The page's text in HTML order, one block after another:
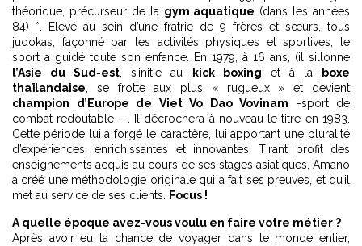
théorique, précurseur de la gym aquatique (dans les années
84) *. Elevé au sein d’une fratrie de 9 frères et sœurs, tous
judokas, façonné par les activités physiques et sportives, le
sport a guidé toute son enfance. En 1979, à 16 ans, (il sillonne
l’Asie du Sud-est , s’initie au kick boxing et à la
boxe
thaïlandaise , se frotte aux plus « rugueux » et devient
champion d’Europe de Viet Vo Dao Vovinam -sport de
combat redoutable - . Il décrochera à nouveau le titre en 1983.
Cette période lui a forgé le caractère, lui apportant une pluralité
d’expériences, enrichissantes et innovantes. Tirant profit des
enseignements acquis au cours de ses stages asiatiques, Amano
a créé une méthodologie originale qui a fait ses preuves, et qu’il
met au service de ses clients.
Focus !
A quelle époque avez-vous voulu en faire votre métier ?
Après avoir eu la chance de voyager dans le monde entier,